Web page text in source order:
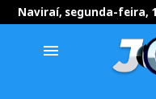
Naviraí, segunda-feira,
menu